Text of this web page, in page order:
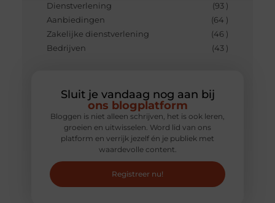
Dienstverlening
(93 )
Aanbiedingen
(64 )
Zakelijke dienstverlening
(46 )
Bedrijven
(43 )
Sluit je vandaag nog aan bij
ons blogplatform
Bloggen is niet alleen schrijven, het is ook leren,
groeien en uitwisselen. Word lid van ons
platform en verrijk jezelf én je publiek met
waardevolle content.
Registreer nu!